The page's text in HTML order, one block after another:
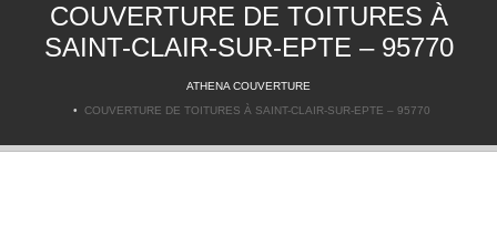
COUVERTURE DE TOITURES À
SAINT-CLAIR-SUR-EPTE – 95770
ATHENA COUVERTURE
COUVERTURE DE TOITURES À SAINT-CLAIR-SUR-EPTE – 95770